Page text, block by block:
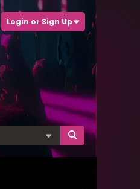
Login or Sign Up